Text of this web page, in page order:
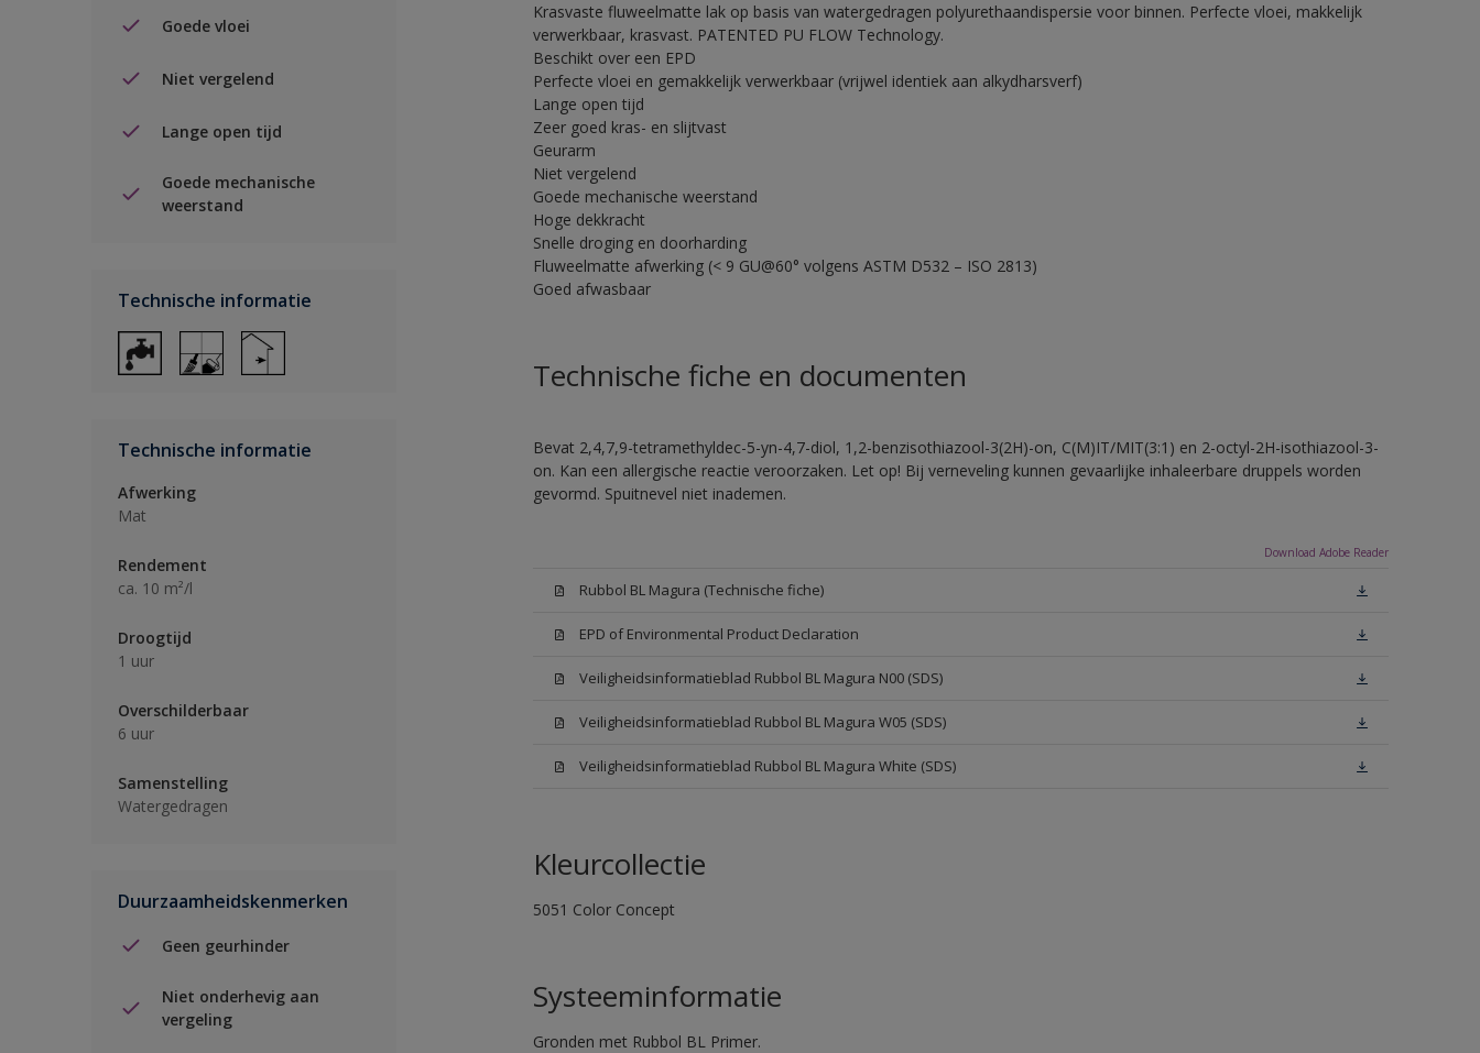
Goede vloei
Niet vergelend
Lange open tijd
Goede mechanische
weerstand
Technische informatie
Technische informatie
Afwerking
Mat
Rendement
ca. 10 m²/l
Droogtijd
1 uur
Overschilderbaar
6 uur
Samenstelling
Watergedragen
Duurzaamheidskenmerken
Geen geurhinder
Niet onderhevig aan
vergeling
Krasvaste fluweelmatte lak op basis van watergedragen polyurethaandispersie voor binnen. Perfecte vloei, makkelijk
verwerkbaar, krasvast. PATENTED PU FLOW Technology.
Beschikt over een EPD
Perfecte vloei en gemakkelijk verwerkbaar (vrijwel identiek aan alkydharsverf)
Lange open tijd
Zeer goed kras- en slijtvast
Geurarm
Niet vergelend
Goede mechanische weerstand
Hoge dekkracht
Snelle droging en doorharding
Fluweelmatte afwerking (< 9 GU@60° volgens ASTM D532 – ISO 2813)
Goed afwasbaar
Technische fiche en documenten
Bevat 2,4,7,9-tetramethyldec-5-yn-4,7-diol, 1,2-benzisothiazool-3(2H)-on, C(M)IT/MIT(3:1) en 2-octyl-2H-isothiazool-3-
on. Kan een allergische reactie veroorzaken. Let op! Bij verneveling kunnen gevaarlijke inhaleerbare druppels worden
gevormd. Spuitnevel niet inademen.
Download Adobe Reader
Rubbol BL Magura (Technische fiche)
EPD of Environmental Product Declaration
Veiligheidsinformatieblad Rubbol BL Magura N00 (SDS)
Veiligheidsinformatieblad Rubbol BL Magura W05 (SDS)
Veiligheidsinformatieblad Rubbol BL Magura White (SDS)
Kleurcollectie
5051 Color Concept
Systeeminformatie
Gronden met Rubbol BL Primer.